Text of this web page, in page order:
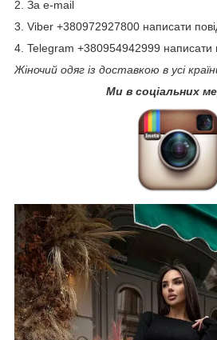
2. За e-mail
3. Viber +380972927800 написати
4. Telegram +380954942999 написати
Жіночий одяг із доставкою в усі
Ми в соціальних